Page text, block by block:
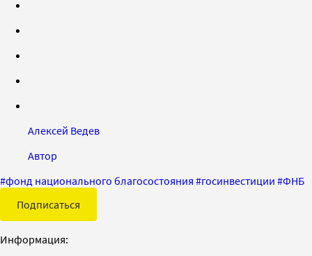
Алексей Ведев
Автор
#фонд национального благосостояния #госинвестиции #ФНБ
Подписаться
Информация: